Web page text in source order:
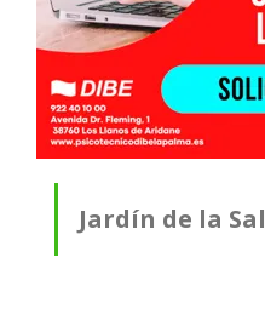
Jardín de la Sal